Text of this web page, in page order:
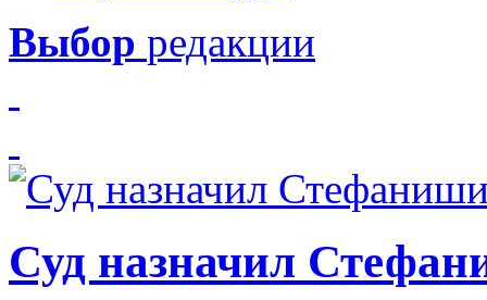
Выбор редакции
Суд назначил